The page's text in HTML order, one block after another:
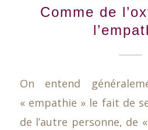
Comme de
On entend
« empathie » le fait de
de l’autre personne, de